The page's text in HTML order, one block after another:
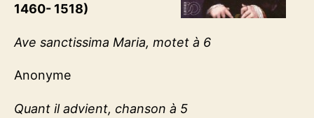
1460- 1518)
Ave sanctissima Maria, motet à 6
Anonyme
Quant il advient, chanson à 5